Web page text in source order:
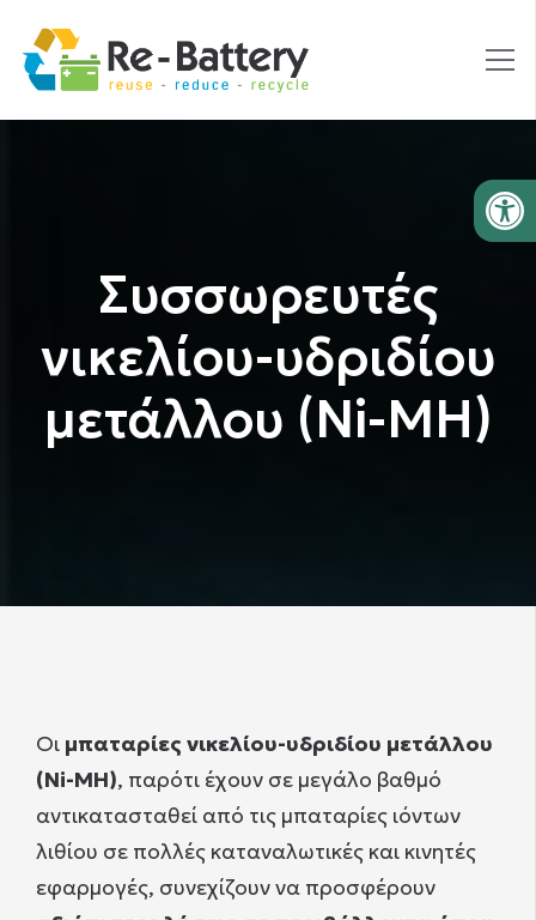
Συσσωρευτές
νικελίου-υδριδίου
μετάλλου (Ni-MH)
Οι μπαταρίες νικελίου-υδριδίου μετάλλου
(Ni-MH), παρότι έχουν σε μεγάλο βαθμό
αντικατασταθεί από τις μπαταρίες ιόντων
λιθίου σε πολλές καταναλωτικές και κινητές
εφαρμογές, συνεχίζουν να προσφέρουν